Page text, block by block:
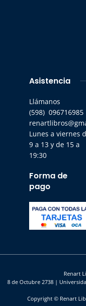
Asistencia
Llámanos
(598) 096716985
Lunes a viernes
9 a 13 y de 15 a
19:30
Forma de
pago
Renart
8 de Octubre 2738 |
Copyright © Renart